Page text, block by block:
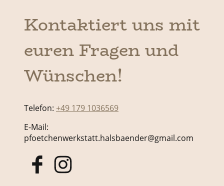
Kontaktiert uns mit
euren Fragen und
Wünschen!
Telefon: +49 179 1036569
E-Mail:
pfoetchenwerkstatt.halsbaender@gmail.com